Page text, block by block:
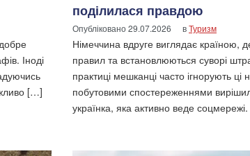
Іноді
[…]
поділилася правдою
Опубліковано29.07.2026 вТуризм
Німеччина вдруге виглядає країною,
правил та встановлюються суворі
практиці мешканці часто ігнорують
побутовими спостереженнями
українка, яка активно веде